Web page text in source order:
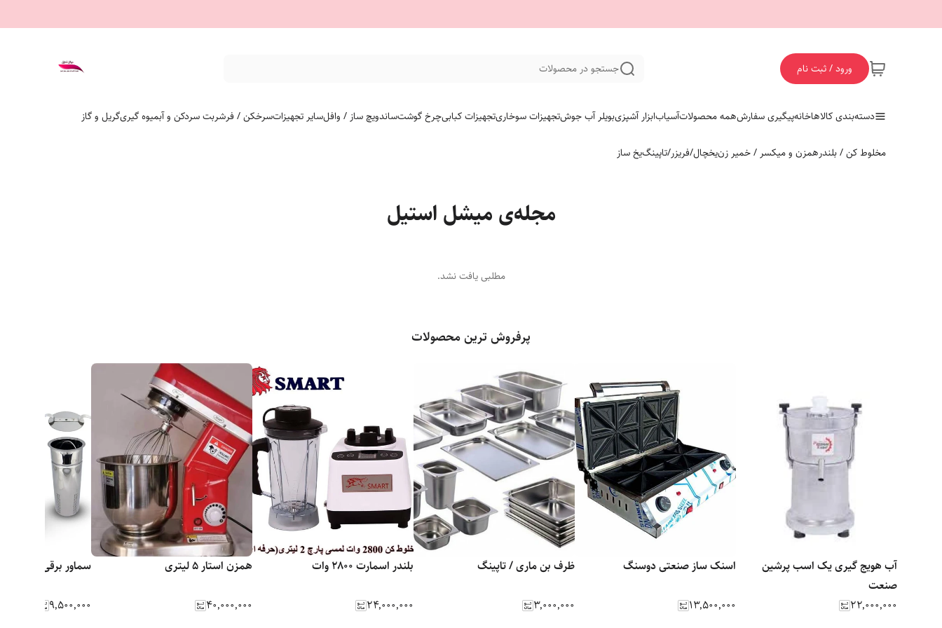
ورود / ثبت نام جستجو در محصولات
دسته‌بندی کالاهاخانهپیگیری سفارشهمه محصولاتآسیابابزار آشپزیبویلر آب جوشتجهیزات سوخاریتجهیزات کبابیچرخ گوشتساندویچ ساز / وافلسایر تجهیزاتسرخکن / فرشربت سردکن و آبمیوه گیریگریل و گاز
مخلوط کن / بلندرهمزن و میکسر / خمیر زنیخچال/فریزر/تاپینگیخ ساز
مجله‌ی میشل استیل
مطلبی یافت نشد.
پرفروش ترین محصولات
آب هویج گیری یک اسب پرشین
صنعت
۲۲٬۰۰۰٬۰۰۰
اسنک ساز صنعتی دوسنگ
۱۳٬۵۰۰٬۰۰۰
ظرف بن ماری / تاپینگ
۳٬۰۰۰٬۰۰۰
بلندر اسمارت ۲۸۰۰ وات
۲۴٬۰۰۰٬۰۰۰
همزن استار 5 لیتری
۴۰٬۰۰۰٬۰۰۰
سماور برقی
۹٬۵۰۰٬۰۰۰